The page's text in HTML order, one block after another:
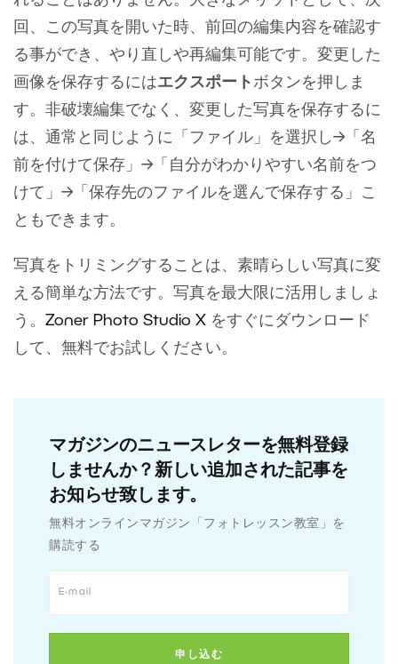
回、この写真を開いた時、前回の編集内容を確認す
る事ができ、やり直しや再編集可能です。変更した
画像を保存するにはエクスポート ボタンを押しま
す。非破壊編集でなく、変更した写真を保存するに
は、通常と同じように「ファイル」を選択し→「名
前を付けて保存」→「自分がわかりやすい名前をつ
けて」→「保存先のファイルを選んで保存する」こ
ともできます。
写真をトリミングすることは、素晴らしい写真に変
える簡単な方法です。写真を最大限に活用しましょ
う。 Zoner Photo Studio X をすぐにダウンロード
して、無料でお試しください。
マガジンのニュースレターを無料登録
しませんか？新しい追加された記事を
お知らせ致します。
無料オンラインマガジン「フォトレッスン教室」を
購読する